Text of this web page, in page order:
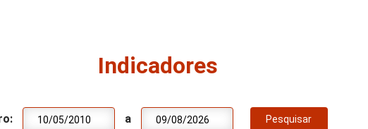
Indicadores
a